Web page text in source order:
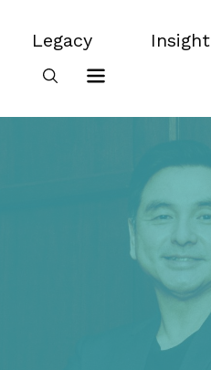
Legacy
Legacy
Insight